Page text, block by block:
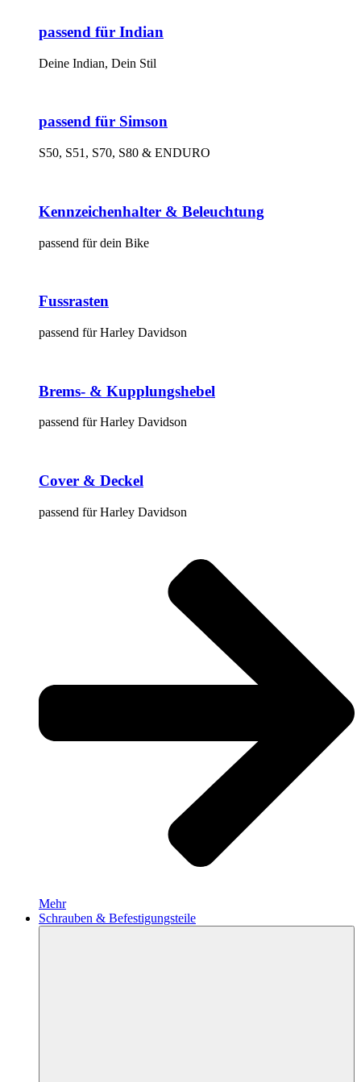
passend für Indian
Deine Indian, Dein Stil
passend für Simson
S50, S51, S70, S80 & ENDURO
Kennzeichenhalter & Beleuchtung
passend für dein Bike
Fussrasten
passend für Harley Davidson
Brems- & Kupplungshebel
passend für Harley Davidson
Cover & Deckel
passend für Harley Davidson
Mehr
Schrauben & Befestigungsteile